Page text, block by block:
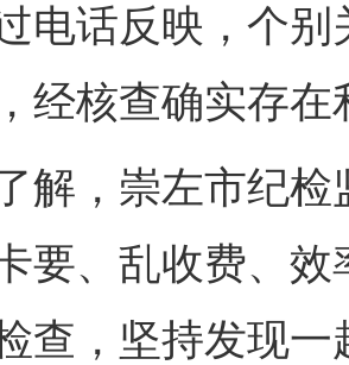
电话反映，个
经核查确实存
，崇左市纪检
要、乱收费、
查，坚持发现